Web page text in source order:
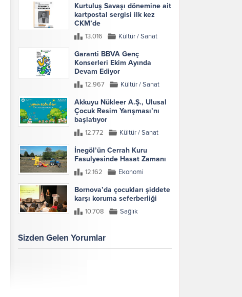
Kurtuluş Savaşı dönemine ait
kartpostal sergisi ilk kez
CKM’de
13.016 Kültür / Sanat
Garanti BBVA Genç
Konserleri Ekim Ayında
Devam Ediyor
12.967 Kültür / Sanat
Akkuyu Nükleer A.Ş., Ulusal
Çocuk Resim Yarışması’nı
başlatıyor
12.772 Kültür / Sanat
İnegöl’ün Cerrah Kuru
Fasulyesinde Hasat Zamanı
12.162 Ekonomi
Bornova’da çocukları şiddete
karşı koruma seferberliği
10.708 Sağlık
Sizden Gelen Yorumlar